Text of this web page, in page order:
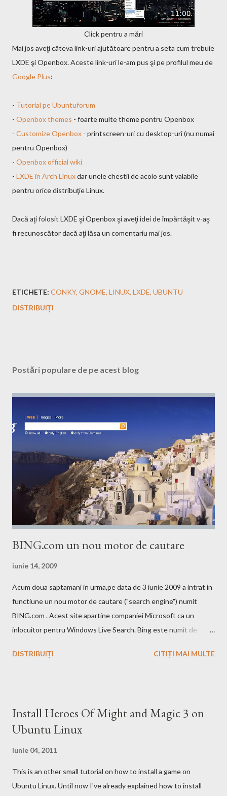
Click pentru a mări
Mai jos aveţi câteva link-uri ajutătoare pentru a seta cum trebuie
LXDE şi Openbox. Aceste link-uri le-am pus şi pe profilul meu de
Google Plus:
- Tutorial pe Ubuntuforum
- Openbox themes - foarte multe theme pentru Openbox
- Customize Openbox - printscreen-uri cu desktop-uri (nu numai
pentru Openbox)
- Openbox official wiki
- LXDE în Arch Linuxdar unele chestii de acolo sunt valabile
pentru orice distribuţie Linux.
Dacă aţi folosit LXDE şi Openbox şi aveţi idei de împărtăşit v-aş
fi recunoscător dacă aţi lăsa un comentariu mai jos.
ETICHETE: CONKY GNOME LINUX LXDE UBUNTU
DISTRIBUIȚI
Postări populare de pe acest blog
BING.com un nou motor de cautare
iunie 14, 2009
Acum doua saptamani in urma,pe data de 3 iunie 2009 a intrat in
functiune un nou motor de cautare ("search engine") numit
BING.com . Acest site apartine companiei Microsoft ca un
inlocuitor pentru Windows Live Search. Bing este numit de
Bing da si un mic exemplu cum poti sa castigi bani de pe urma
care face acest lucru. Ramane la decizia voastra ce motor de
cautare sa folositi!
DISTRIBUIȚI CITIȚI MAI MULTE
Install Heroes Of Might and Magic 3 on
Ubuntu Linux
iunie 04, 2011
This is an other small tutorial on how to install a game on
Ubuntu Linux. Until now I've already explained how to install